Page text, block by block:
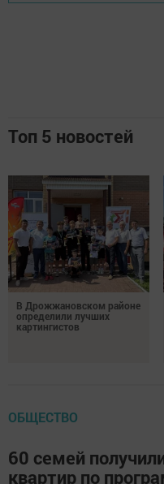
Топ 5 новостей
В Дрожжановском районе
определили лучших
картингистов
ОБЩЕСТВО
60 семей
квартир по